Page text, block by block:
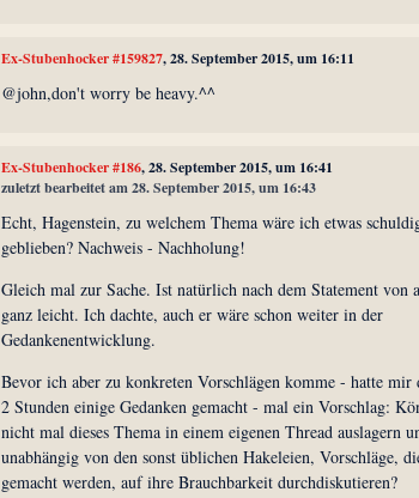
Ex-Stubenhocker #159827, 28. September 2015, um 16:11
@john,don't worry be heavy.^^
Ex-Stubenhocker #186, 28. September 2015, um 16:41
zuletzt bearbeitet am 28. September 2015, um 16:43
Echt, Hagenstein, zu welchem Thema wäre ich etwas
geblieben? Nachweis - Nachholung!
Gleich mal zur Sache. Ist natürlich nach dem Statement von
ganz leicht. Ich dachte, auch er wäre schon weiter in der
Gedankenentwicklung.
Bevor ich aber zu konkreten Vorschlägen komme - hatte mir
2 Stunden einige Gedanken gemacht - mal ein Vorschlag:
nicht mal dieses Thema in einem eigenen Thread auslagern
unabhängig von den sonst üblichen Hakeleien, Vorschläge,
gemacht werden, auf ihre Brauchbarkeit durchdiskutieren?